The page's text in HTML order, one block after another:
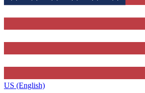
US (English)